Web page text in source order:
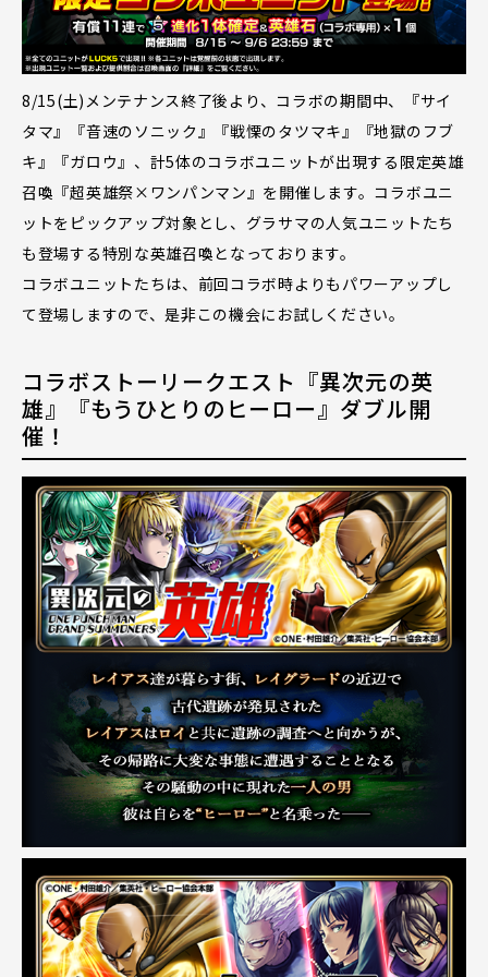
8/15(土)メンテナンス終了後より、コラボの期間中、『サイ
タマ』『音速のソニック』『戦慄のタツマキ』『地獄のフブ
キ』『ガロウ』、計5体のコラボユニットが出現する限定英雄
召喚『超英雄祭×ワンパンマン』を開催します。コラボユニ
ットをピックアップ対象とし、グラサマの人気ユニットたち
も登場する特別な英雄召喚となっております。
コラボユニットたちは、前回コラボ時よりもパワーアップし
て登場しますので、是非この機会にお試しください。
コラボストーリークエスト『異次元の英
雄』『もうひとりのヒーロー』ダブル開
催！